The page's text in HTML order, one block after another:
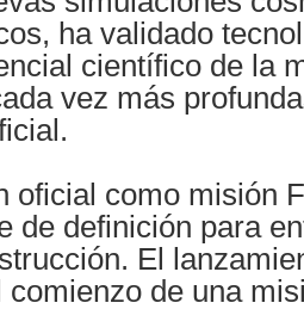
ha validado
científico de la
vez más
oficial como misión
de definición para
El
comienzo de una